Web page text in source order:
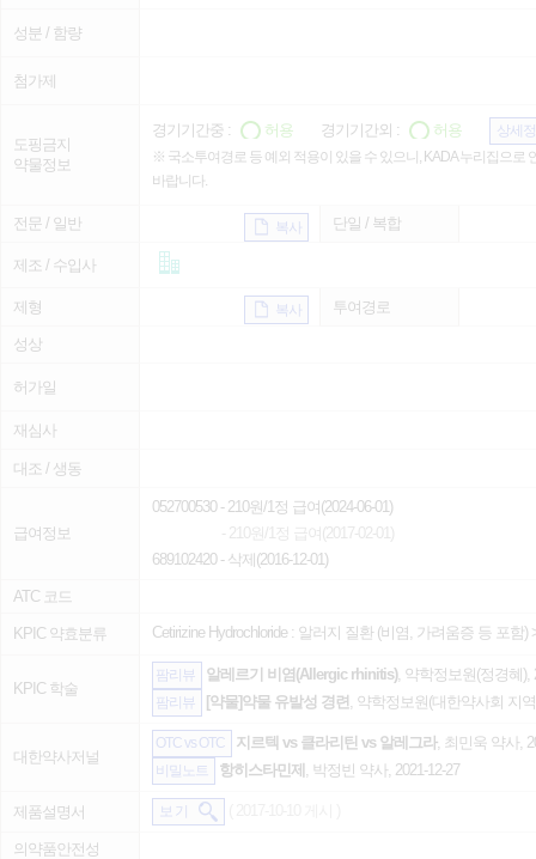
성분 / 함량
첨가제
도핑금지
약물정보
경기기간중 : 허용 경기기간외 : 허용
상세
※ 국소투여경로 등 예외 적용이 있을 수 있으니, KADA 누리집으로
바랍니다.
전문 / 일반 복사 단일 / 복합
제조 / 수입사
제형 복사 투여경로
성상
허가일
재심사
대조 / 생동
급여정보
052700530- 210원/1정 급여(2024-06-01)
- 210원/1정 급여(2017-02-01)
689102420- 삭제(2016-12-01)
ATC 코드
KPIC 약효분류 Cetirizine Hydrochloride : 알러지 질환 (비염, 가려움증 등 포함)
KPIC 학술
팜리뷰 알레르기 비염(Allergic rhinitis), 약학정보원(정경혜),
팜리뷰 [약물]약물 유발성 경련, 약학정보원(대한약사회 지
대한약사저널
OTC vs OTC 지르텍 vs 클라리틴 vs 알레그라, 최민욱 약사,
비밀노트 항히스타민제 , 박정빈 약사, 2021-12-27
제품설명서 보 기
의약품안전성